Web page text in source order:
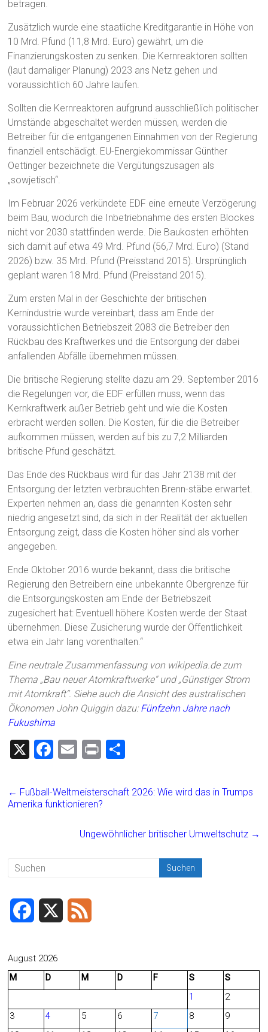
betragen.
Zusätzlich wurde eine staatliche Kreditgarantie in Höhe von
10 Mrd. Pfund (11,8 Mrd. Euro) gewährt, um die
Finanzierungskosten zu senken. Die Kernreaktoren sollten
(laut damaliger Planung) 2023 ans Netz gehen und
voraussichtlich 60 Jahre laufen.
Sollten die Kernreaktoren aufgrund ausschließlich politischer
Umstände abgeschaltet werden müssen, werden die
Betreiber für die entgangenen Einnahmen von der Regierung
finanziell entschädigt. EU-Energiekommissar Günther
Oettinger bezeichnete die Vergütungszusagen als
„sowjetisch“.
Im Februar 2026 verkündete EDF eine erneute Verzögerung
beim Bau, wodurch die Inbetriebnahme des ersten Blockes
nicht vor 2030 stattfinden werde. Die Baukosten erhöhten
sich damit auf etwa 49 Mrd. Pfund (56,7 Mrd. Euro) (Stand
2026) bzw. 35 Mrd. Pfund (Preisstand 2015). Ursprünglich
geplant waren 18 Mrd. Pfund (Preisstand 2015).
Zum ersten Mal in der Geschichte der britischen
Kernindustrie wurde vereinbart, dass am Ende der
voraussichtlichen Betriebszeit 2083 die Betreiber den
Rückbau des Kraftwerkes und die Entsorgung der dabei
anfallenden Abfälle übernehmen müssen.
Die britische Regierung stellte dazu am 29. September 2016
die Regelungen vor, die EDF erfüllen muss, wenn das
Kernkraftwerk außer Betrieb geht und wie die Kosten
erbracht werden sollen. Die Kosten, für die die Betreiber
aufkommen müssen, werden auf bis zu 7,2 Milliarden
britische Pfund geschätzt.
Das Ende des Rückbaus wird für das Jahr 2138 mit der
Entsorgung der letzten verbrauchten Brenn-stäbe erwartet.
Experten nehmen an, dass die genannten Kosten sehr
niedrig angesetzt sind, da sich in der Realität der aktuellen
Entsorgung zeigt, dass die Kosten höher sind als vorher
angegeben.
Ende Oktober 2016 wurde bekannt, dass die britische
Regierung den Betreibern eine unbekannte Obergrenze für
die Entsorgungskosten am Ende der Betriebszeit
zugesichert hat: Eventuell höhere Kosten werde der Staat
übernehmen. Diese Zusicherung wurde der Öffentlichkeit
etwa ein Jahr lang vorenthalten.“
Eine neutrale Zusammenfassung von wikipedia.de zum
Thema „Bau neuer Atomkraftwerke“ und „Günstiger Strom
mit Atomkraft“. Siehe auch die Ansicht des australischen
Ökonomen John Quiggin dazu: Fünfzehn Jahre nach
Fukushima
X
F
ce
b
E
ai
l
Pr
t
e
← Fußball-Weltmeisterschaft 2026: Wie wird das in Trumps
Amerika funktionieren?
Ungewöhnlicher britischer Umweltschutz →
c
b
August 2026
M
D M D F S
S
1
2
3
4 5 6 7 8
9